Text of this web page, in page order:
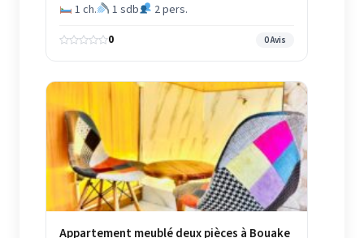
1 ch. 1 sdb 2 pers.
0 0 Avis
Appartement meublé deux pièces à Bouake